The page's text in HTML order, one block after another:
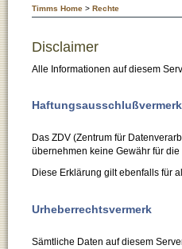
Timms Home > Rechte
Disclaimer
Alle Informationen auf diesem
Haftungsausschlußvermerk
Das ZDV (Zentrum für
übernehmen keine Gewähr für
Diese Erklärung gilt ebenfalls für
Urheberrechtsvermerk
Sämtliche Daten auf diesem